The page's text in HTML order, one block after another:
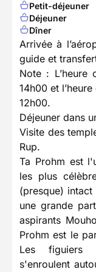
Petit-déjeuner
Déjeuner
Dîner
Arrivée à
guide et
Note : L’heure
14h00 et
12h00.
Déjeuner dans
Visite des
Rup.
Ta Prohm est
les plus
(presque)
une grande
aspirants
Prohm est le
Les figuiers
s'enroulent